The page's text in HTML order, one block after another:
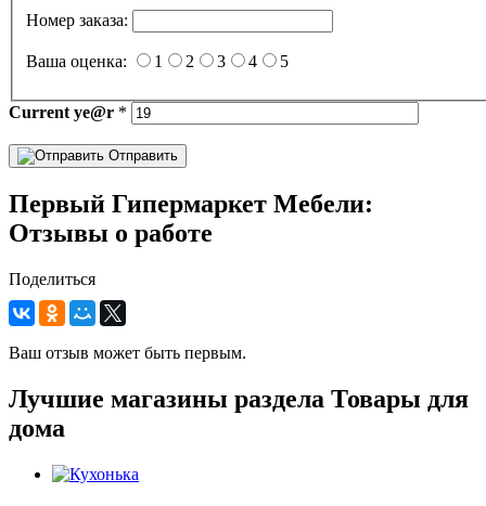
Номер заказа:
Ваша оценка: 1 2 3 4 5
Current ye@r *
Отправить
Первый Гипермаркет Мебели:
Отзывы о работе
Поделиться
Ваш отзыв может быть первым.
Лучшие магазины раздела Товары для
дома